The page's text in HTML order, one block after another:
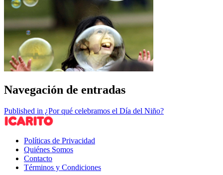
Navegación de entradas
Published in ¿Por qué celebramos el Día del Niño?
Políticas de Privacidad
Quiénes Somos
Contacto
Términos y Condiciones